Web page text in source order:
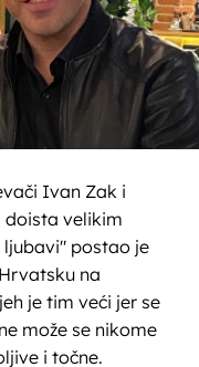
Ivan Zak i
doista velikim
postao je
na
je tim veći jer se
može se nikome
i točne.